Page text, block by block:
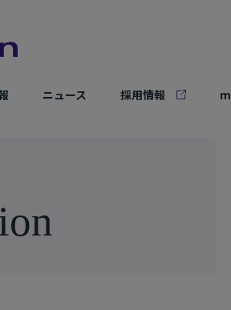
ニュース 採用情報
ion